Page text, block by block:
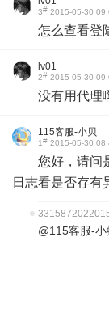
3# 2015-05-30
怎么查看登
lv01
2# 2015-05-30
没有用代理
115客服-小贝
1# 2015-05-30
您好，请问
日志看是否存有
331587202
@115客服-